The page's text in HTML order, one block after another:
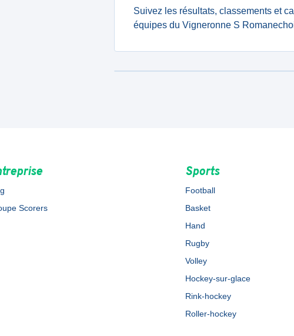
Suivez les résultats, classements et
équipes du Vigneronne S
Scorers
Sports
Football
Basket
Hand
Rugby
Volley
Hockey-sur-glace
Rink-hockey
Roller-hockey